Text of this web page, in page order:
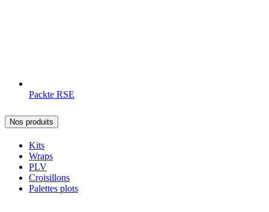
Packte RSE
Nos produits
Kits
Wraps
PLV
Croisillons
Palettes plots